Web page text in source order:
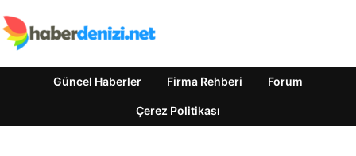
Güncel Haberler Firma Rehberi Forum
Çerez Politikası